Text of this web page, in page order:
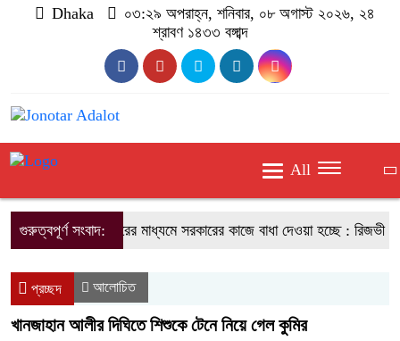
Dhaka
০৩:২৯ অপরাহ্ন, শনিবার, ০৮ অগাস্ট ২০২৬, ২৪
শ্রাবণ ১৪৩৩ বঙ্গাব্দ
All
গুরুত্বপূর্ণ সংবাদ:অপপ্রচারের মাধ্যমে সরকারের কাজে বাধা দেওয়া হচ্ছে : রিজভী
প্রচ্ছদ আলোচিত
খানজাহান আলীর দিঘিতে শিশুকে টেনে নিয়ে গেল কুমির